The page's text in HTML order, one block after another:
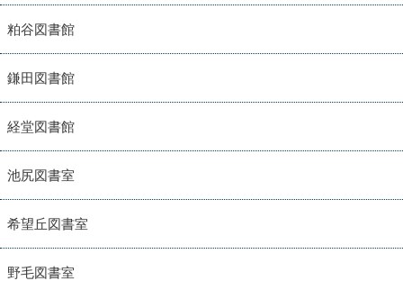
粕谷図書館
鎌田図書館
経堂図書館
池尻図書室
希望丘図書室
野毛図書室